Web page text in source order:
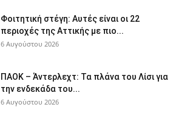
Φοιτητική στέγη: Aυτές είναι οι 22
περιοχές της Αττικής με πιο...
6 Αυγούστου 2026
ΠΑΟΚ – Άντερλεχτ: Τα πλάνα του Λίσι για
την ενδεκάδα του...
6 Αυγούστου 2026